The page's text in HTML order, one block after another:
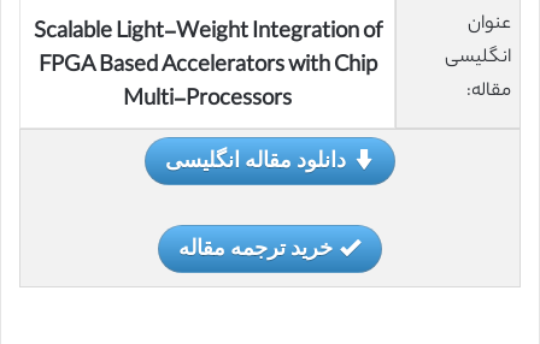
عنوان
انگلیسی
مقاله:
Scalable Light-Weight Integration of
FPGA Based Accelerators with Chip
Multi-Processors
دانلود مقاله انگلیسی
خرید ترجمه مقاله